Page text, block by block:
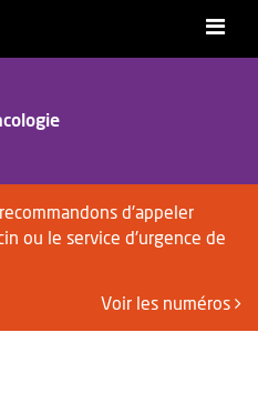
d'appeler
ou le service d'urgence de
Voir les numéros